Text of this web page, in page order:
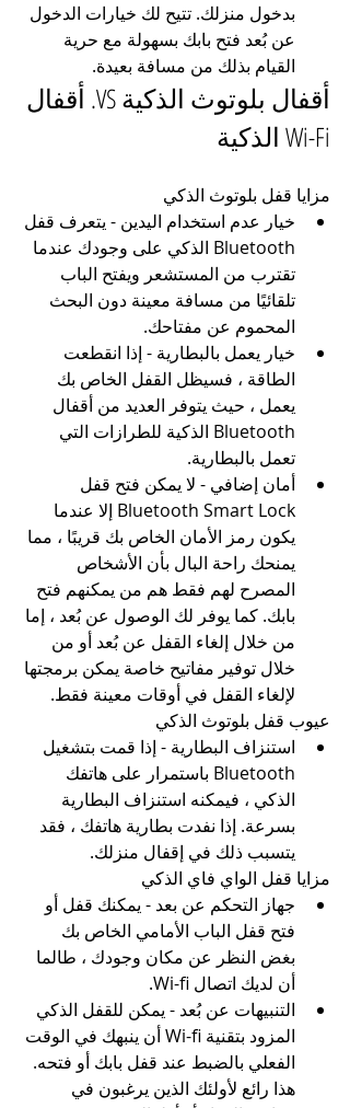
بدخول منزلك. تتيح لك خيارات الدخول
عن بُعد فتح بابك بسهولة مع حرية
القيام بذلك من مسافة بعيدة.
أقفال بلوتوث الذكية VS. أقفال
Wi-Fi الذكية
مزايا قفل بلوتوث الذكي
خيار عدم استخدام اليدين - يتعرف قفل
Bluetooth الذكي على وجودك عندما
تقترب من المستشعر ويفتح الباب
تلقائيًا من مسافة معينة دون البحث
المحموم عن مفتاحك.
خيار يعمل بالبطارية - إذا انقطعت
الطاقة ، فسيظل القفل الخاص بك
يعمل ، حيث يتوفر العديد من أقفال
Bluetooth الذكية للطرازات التي
تعمل بالبطارية.
أمان إضافي - لا يمكن فتح قفل
Bluetooth Smart Lock إلا عندما
يكون رمز الأمان الخاص بك قريبًا ، مما
يمنحك راحة البال بأن الأشخاص
المصرح لهم فقط هم من يمكنهم فتح
بابك. كما يوفر لك الوصول عن بُعد ، إما
من خلال إلغاء القفل عن بُعد أو من
خلال توفير مفاتيح خاصة يمكن برمجتها
لإلغاء القفل في أوقات معينة فقط.
عيوب قفل بلوتوث الذكي
استنزاف البطارية - إذا قمت بتشغيل
Bluetooth باستمرار على هاتفك
الذكي ، فيمكنه استنزاف البطارية
بسرعة. إذا نفدت بطارية هاتفك ، فقد
يتسبب ذلك في إقفال منزلك.
مزايا قفل الواي فاي الذكي
جهاز التحكم عن بعد - يمكنك قفل أو
فتح قفل الباب الأمامي الخاص بك
بغض النظر عن مكان وجودك ، طالما
أن لديك اتصال Wi-fi.
التنبيهات عن بُعد - يمكن للقفل الذكي
المزود بتقنية Wi-fi أن ينبهك في الوقت
الفعلي بالضبط عند قفل بابك أو فتحه.
هذا رائع لأولئك الذين يرغبون في